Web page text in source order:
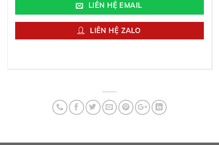
LIÊN HỆ EMAIL
LIÊN HỆ ZALO